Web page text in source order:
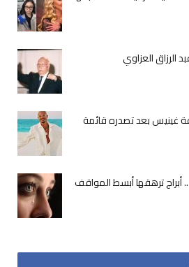
الرزاق العزاوي
غينيس بعد تصدره قائمة
ترهقها أبسط المواقف